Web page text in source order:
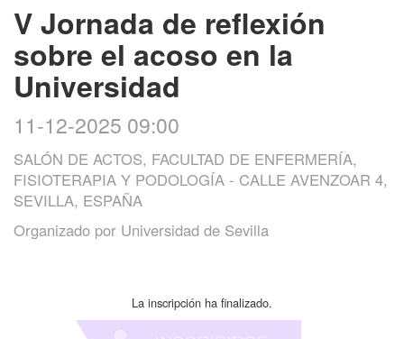
V Jornada de reflexión
sobre el acoso en la
Universidad
11-12-2025 09:00
SALÓN DE ACTOS, FACULTAD DE ENFERMERÍA,
FISIOTERAPIA Y PODOLOGÍA - CALLE AVENZOAR 4,
SEVILLA, ESPAÑA
Organizado por Universidad de Sevilla
La inscripción ha finalizado.